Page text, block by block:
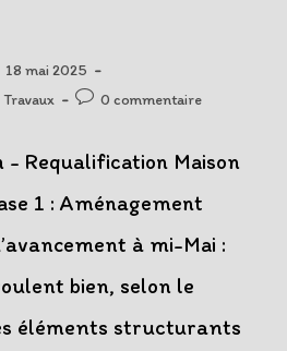
18 mai 2025
Travaux
Post0 commentaire
- Requalification Maison
1 : Aménagement
à mi-Mai :
bien, selon le
éléments structurants